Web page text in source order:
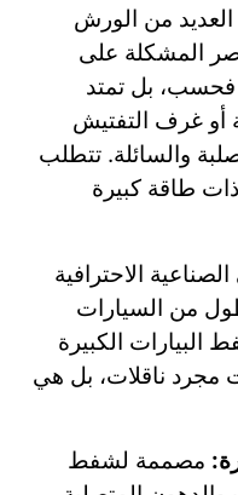
من الورش
المشكلة على
فحسب، بل تمتد
أو غرف التفتيش
والسائلة. تتطلب
طاقة كبيرة
الاحترافية
من السيارات
البيارات الكبيرة
مجرد ناقلات، بل هي
مصممة لشفط